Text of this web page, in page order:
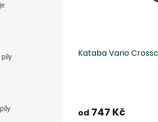
pily
Kataba Vario
od 747 Kč